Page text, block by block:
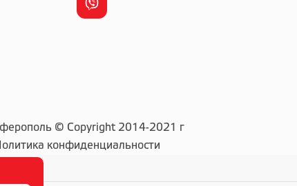
© Copyright 2014-2021 г
конфиденциальности